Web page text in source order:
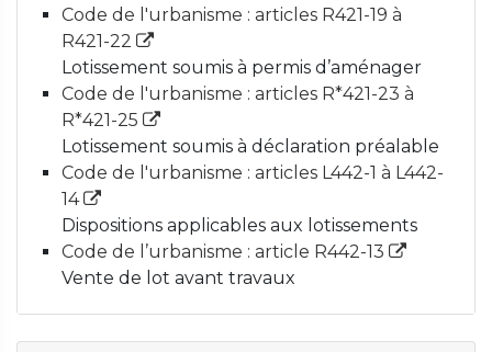
Code de l'urbanisme : articles R421-19 à
R421-22
Lotissement soumis à permis d’aménager
Code de l'urbanisme : articles R*421-23 à
R*421-25
Lotissement soumis à déclaration préalable
Code de l'urbanisme : articles L442-1 à L442-
14
Dispositions applicables aux lotissements
Code de l’urbanisme : article R442-13
Vente de lot avant travaux